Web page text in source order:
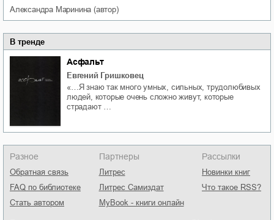
Александра Маринина (автор)
В тренде
Асфальт
Евгений Гришковец
«…Я знаю так много умных, сильных, трудолюбивых
людей, которые очень сложно живут, которые
страдают …
Разное
Обратная связь
FAQ по библиотеке
Стать автором
Партнеры
Литрес
Литрес Самиздат
MyBook - книги онлайн
Рассылки
Новинки книг
Что такое RSS?